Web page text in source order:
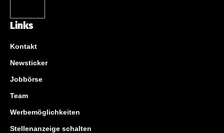
Links
Kontakt
Newsticker
Jobbörse
Team
Werbemöglichkeiten
Stellenanzeige schalten